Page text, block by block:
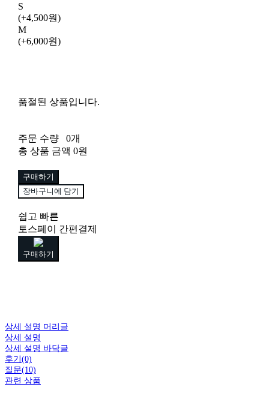
S
(+4,500원)
M
(+6,000원)
품절된 상품입니다.
주문 수량
0개
총 상품 금액 0원
구매하기
장바구니에 담기
쉽고 빠른
토스페이 간편결제
구매하기
상세 설명 머리글
상세 설명
상세 설명 바닥글
후기(0)
질문(10)
관련 상품